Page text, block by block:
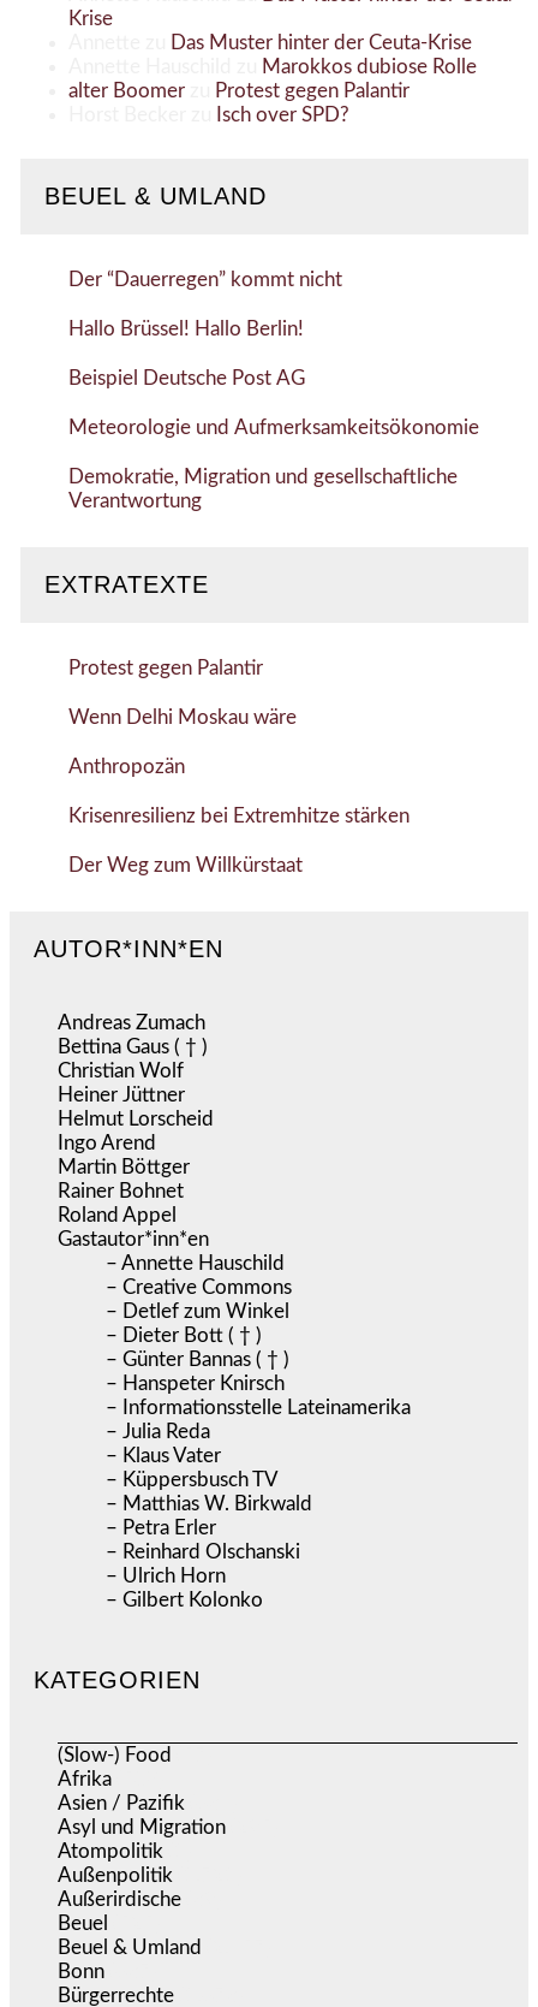
Krise
Das Muster hinter der Ceuta-Krise
Marokkos dubiose Rolle
alter Boomerzu
Protest gegen Palantir
Isch over SPD?
BEUEL & UMLAND
Der “Dauerregen” kommt nicht
Hallo Brüssel! Hallo Berlin!
Beispiel Deutsche Post AG
Meteorologie und Aufmerksamkeitsökonomie
Demokratie, Migration und gesellschaftliche
Verantwortung
EXTRATEXTE
Protest gegen Palantir
Wenn Delhi Moskau wäre
Anthropozän
Krisenresilienz bei Extremhitze stärken
Der Weg zum Willkürstaat
AUTOR*INN*EN
Andreas Zumach
Bettina Gaus ( † )
Christian Wolf
Heiner Jüttner
Helmut Lorscheid
Ingo Arend
Martin Böttger
Rainer Bohnet
Roland Appel
Gastautor*inn*en
– Annette Hauschild
– Creative Commons
– Detlef zum Winkel
– Dieter Bott ( † )
– Günter Bannas ( † )
– Hanspeter Knirsch
– Informationsstelle Lateinamerika
– Julia Reda
– Klaus Vater
– Küppersbusch TV
– Matthias W. Birkwald
– Petra Erler
– Reinhard Olschanski
– Ulrich Horn
– Gilbert Kolonko
KATEGORIEN
(Slow-) Food
Afrika
Asien / Pazifik
Asyl und Migration
Atompolitik
Außenpolitik
Außerirdische
Beuel
Beuel & Umland
Bonn
Bürgerrechte